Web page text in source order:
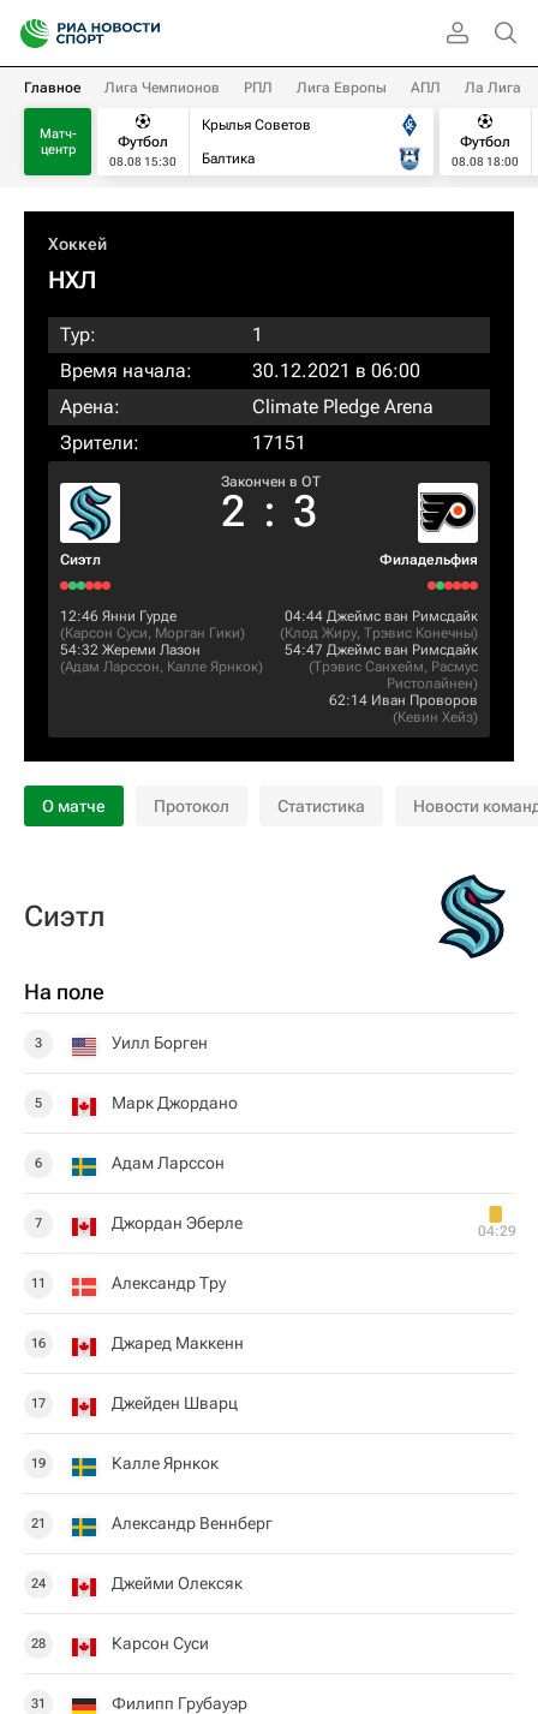
Главное Лига Чемпионов РПЛ Лига Европы АПЛ Ла Лига
Матч-
центр
Футбол
08.08 15:30
Крылья Советов
Балтика
Футбол
08.08 18:00
Хоккей
НХЛ
Тур:
1
Время начала:
30.12.2021 в 06:00
Арена:
Climate Pledge Arena
Зрители:
17151
Сиэтл
Закончен в OT
2 : 3
Филадельфия
12:46 Янни Гурде
(Карсон Суси, Морган Гики)
54:32 Жереми Лазон
(Адам Ларссон, Калле Ярнкок)
04:44 Джеймс ван Римсдайк
(Клод Жиру, Трэвис Конечны)
54:47 Джеймс ван Римсдайк
(Трэвис Санхейм, Расмус
Ристолайнен)
62:14 Иван Проворов
(Кевин Хейз)
О матче Протокол Статистика Новости
Сиэтл
На поле
3 Уилл Борген
5 Марк Джордано
6 Адам Ларссон
7 Джордан Эберле 04:29
11 Александр Тру
16 Джаред Маккенн
17 Джейден Шварц
19 Калле Ярнкок
21 Александр Веннберг
24 Джейми Олексяк
28 Карсон Суси
31 Филипп Грубауэр